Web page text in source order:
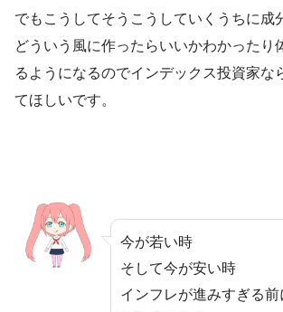
でもこうしてそうこうしていくうちに成
どういう風に作ったらいいかわかったり
るようになるのでインデックス投資家な
てほしいです。
今が若い時
そして今が安い時
インフレが進みすぎる